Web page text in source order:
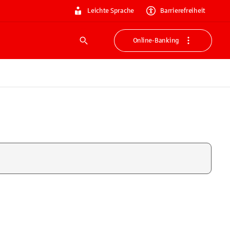
Leichte Sprache Barrierefreiheit
Suche
Online-Banking